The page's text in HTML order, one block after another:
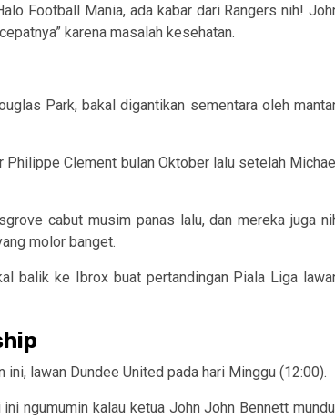
Football Mania, ada kabar dari Rangers nih!
karena masalah kesehatan.
Park, bakal digantikan sementara oleh
Philippe Clement bulan Oktober lalu setelah
cabut musim panas lalu, dan mereka juga
molor banget.
balik ke Ibrox buat pertandingan Piala Liga
lawan Dundee United pada hari Minggu (12:00).
ngumumin kalau ketua John John Bennett